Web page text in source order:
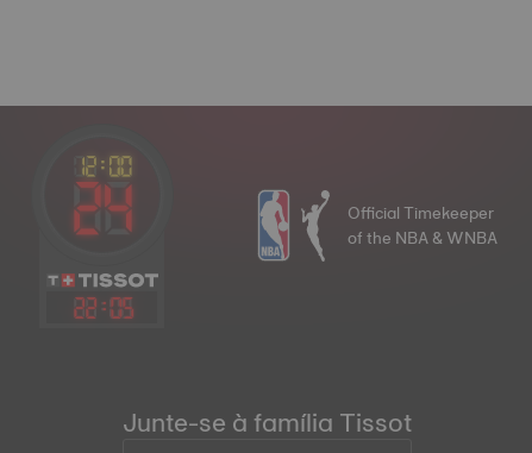
22:05
Official Timekeeper
of the NBA & WNBA
Junte-se à família Tissot